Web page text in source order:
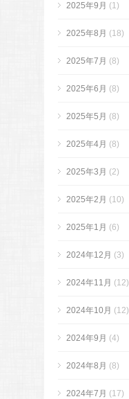
2025年9月 (1)
2025年8月 (18)
2025年7月 (8)
2025年6月 (8)
2025年5月 (8)
2025年4月 (8)
2025年3月 (2)
2025年2月 (10)
2025年1月 (6)
2024年12月 (3)
2024年11月 (12)
2024年10月 (12)
2024年9月 (4)
2024年8月 (8)
2024年7月 (17)